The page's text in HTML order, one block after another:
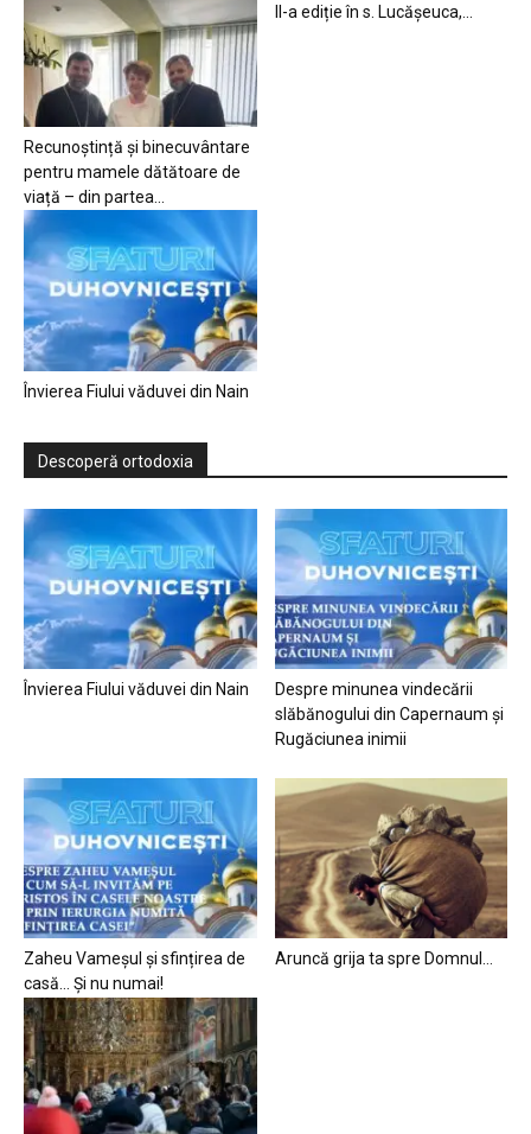
Recunoștință și binecuvântare
pentru mamele dătătoare de
viață – din partea...
II-a ediție în s. Lucășeuca,...
Învierea Fiului văduvei din Nain
Descoperă ortodoxia
Învierea Fiului văduvei din Nain
Despre minunea vindecării
slăbănogului din Capernaum și
Rugăciunea inimii
Zaheu Vameșul și sfințirea de
casă… Și nu numai!
Aruncă grija ta spre Domnul…